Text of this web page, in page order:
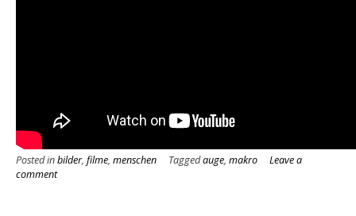
Posted inbilder, filme, menschen Taggedauge, makro
Leave a
comment